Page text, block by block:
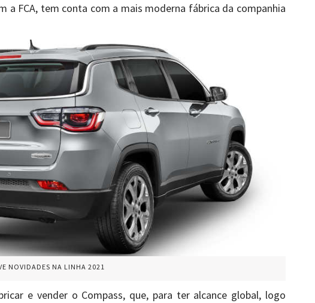
a FCA, tem conta com a mais moderna fábrica da companhia
NOVIDADES NA LINHA 2021
e vender o Compass, que, para ter alcance global, logo